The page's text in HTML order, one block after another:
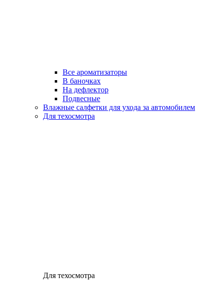
Все ароматизаторы
В баночках
На дефлектор
Подвесные
Влажные салфетки для ухода за автомобилем
Для техосмотра
Для техосмотра